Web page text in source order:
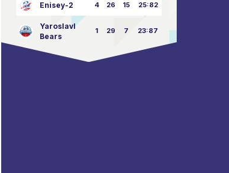
Enisey-2 4 26 15 25:82
Yaroslavl
Bears
1 29 7 23:87